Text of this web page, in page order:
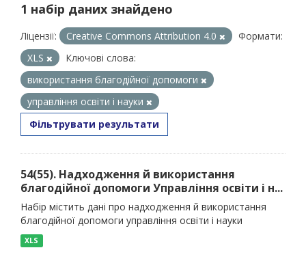
1 набір даних знайдено
Ліцензії: Creative Commons Attribution 4.0
Формати:
XLS
Ключові слова:
використання благодійної допомоги
управління освіти і науки
Фільтрувати результати
54(55). Надходження й використання
благодійної допомоги Управління освіти і н...
Набір містить дані про надходження й використання
благодійної допомоги управління освіти і науки
XLS